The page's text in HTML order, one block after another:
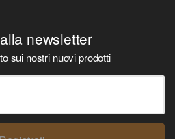
newsletter
sui nostri nuovi prodotti